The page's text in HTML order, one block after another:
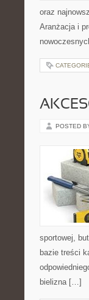
oraz
Aranżacja i
POSTED
sportowej,
bazie treści
bielizna […]